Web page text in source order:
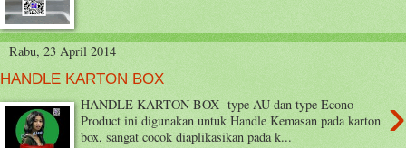
Rabu, 23 April 2014
HANDLE KARTON BOX
›
HANDLE KARTON BOX type AU dan type Econo
Product ini digunakan untuk Handle Kemasan pada karton
box, sangat cocok diaplikasikan pada k...